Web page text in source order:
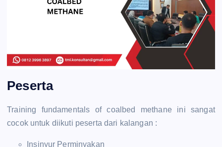
Peserta
Training fundamentals of coalbed methane ini sangat
cocok untuk diikuti peserta dari kalangan :
Insinyur Perminyakan